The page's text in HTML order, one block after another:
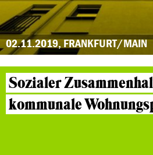
02.11.2019, FRANKFURT/MAIN
Sozialer
kommunale